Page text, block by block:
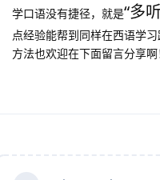
学口语没有捷径，就是“多
点经验能帮到同样在西语学
方法也欢迎在下面留言分享